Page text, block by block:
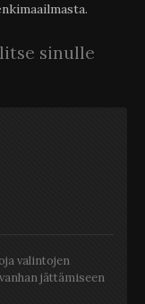
sinulle
valintojen
jättämiseen